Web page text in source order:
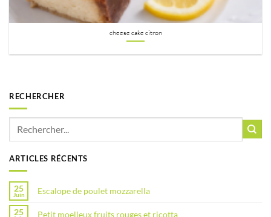
cheese cake citron
RECHERCHER
ARTICLES RÉCENTS
25
Juin Escalope de poulet mozzarella
25 Petit moelleux fruits rouges et ricotta